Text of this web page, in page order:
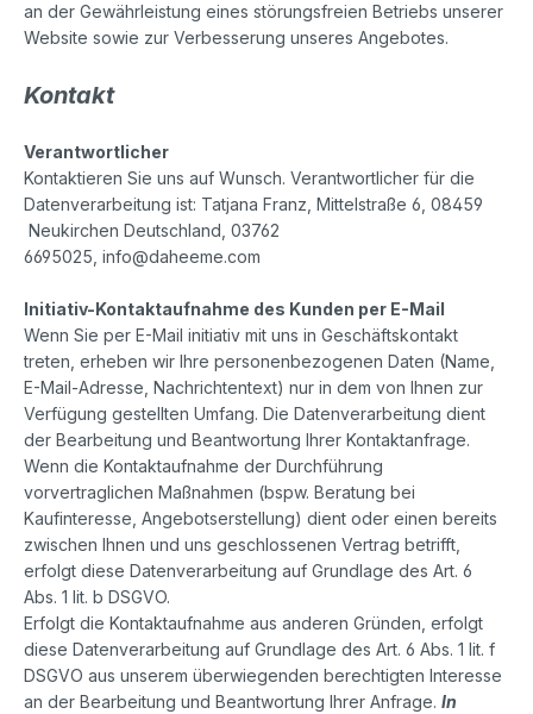
an der Gewährleistung eines störungsfreien Betriebs unserer
Website sowie zur Verbesserung unseres Angebotes.
Kontakt
Verantwortlicher
Kontaktieren Sie uns auf Wunsch. Verantwortlicher für die
Datenverarbeitung ist: Tatjana Franz, Mittelstraße 6, 08459
Neukirchen Deutschland, 03762
6695025, info@daheeme.com
Initiativ-Kontaktaufnahme des Kunden per E-Mail
Wenn Sie per E-Mail initiativ mit uns in Geschäftskontakt
treten, erheben wir Ihre personenbezogenen Daten (Name,
E-Mail-Adresse, Nachrichtentext) nur in dem von Ihnen zur
Verfügung gestellten Umfang. Die Datenverarbeitung dient
der Bearbeitung und Beantwortung Ihrer Kontaktanfrage.
Wenn die Kontaktaufnahme der Durchführung
vorvertraglichen Maßnahmen (bspw. Beratung bei
Kaufinteresse, Angebotserstellung) dient oder einen bereits
zwischen Ihnen und uns geschlossenen Vertrag betrifft,
erfolgt diese Datenverarbeitung auf Grundlage des Art. 6
Abs. 1 lit. b DSGVO.
Erfolgt die Kontaktaufnahme aus anderen Gründen, erfolgt
diese Datenverarbeitung auf Grundlage des Art. 6 Abs. 1 lit. f
DSGVO aus unserem überwiegenden berechtigten Interesse
an der Bearbeitung und Beantwortung Ihrer Anfrage. In